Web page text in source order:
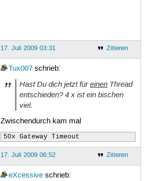
Zitieren
17. Juli 2009 03:31
Tux007schrieb:
Hast Du dich jetzt füreinenThread
entschieden? 4 x ist ein bischen
viel.
Zwischendurch kam mal
50x Gateway Timeout
Zitieren
17. Juli 2009 06:52
eXcessiveschrieb: